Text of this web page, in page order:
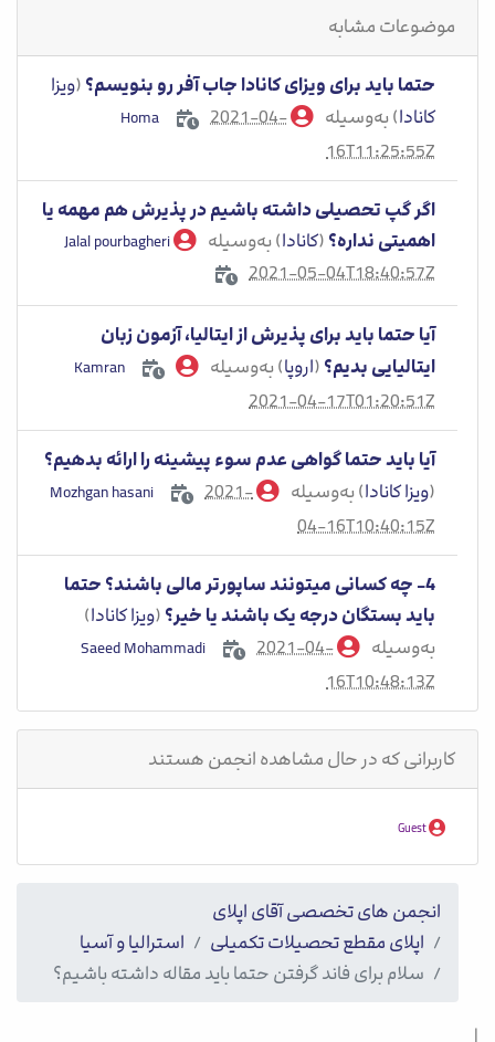
موضوعات مشابه
حتما باید برای ویزای کانادا جاب آفر رو بنویسم؟ (ویزا
کانادا) به‌وسیله
2021-04-
16T11:25:55Z
اگر گپ تحصیلی داشته باشیم در پذیرش هم مهمه یا
اهمیتی نداره؟ (کانادا) به‌وسیله
2021-05-04T18:40:57Z
آیا حتما باید برای پذیرش از ایتالیا، آزمون زبان
ایتالیایی بدیم؟ (اروپا) به‌وسیله
2021-04-17T01:20:51Z
آیا باید حتما گواهی عدم سوء پیشینه را ارائه بدهیم؟
(ویزا کانادا) به‌وسیله
2021-
04-16T10:40:15Z
4- چه کسانی میتونند ساپورتر مالی باشند؟ حتما
باید بستگان درجه یک باشند یا خیر؟ (ویزا کانادا)
به‌وسیله
2021-04-
16T10:48:13Z
کاربرانی که در حال مشاهده انجمن هستند
انجمن های تخصصی آقای اپلای
اپلای مقطع تحصیلات تکمیلی
استرالیا و آسیا
سلام برای فاند گرفتن حتما باید مقاله داشته باشیم؟
|